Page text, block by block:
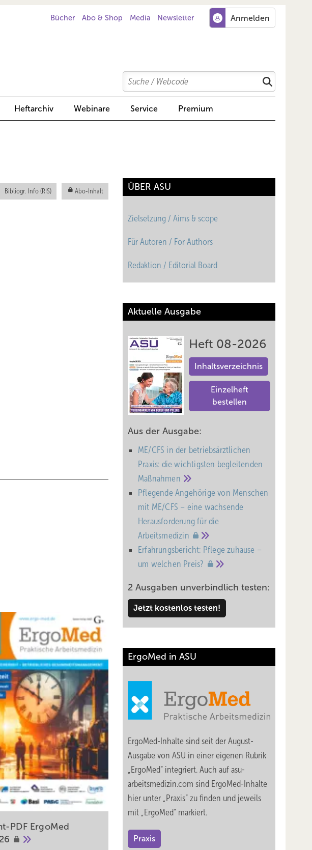
Bücher Abo & Shop Media Newsletter
Search
Suchen
Heftarchiv Webinare Service Premium
Bibliogr. Info (RIS) Abo-Inhalt
PDF ErgoMed
ÜBER ASU
Zielsetzung / Aims & scope
Für Autoren / For Authors
Redaktion / Editorial Board
Aktuelle Ausgabe
Heft 08-2026
Inhaltsverzeichnis
Einzelheft
bestellen
Aus der Ausgabe:
ME/CFS in der betriebsärztlichen
Praxis: die wichtigsten begleitenden
Maßnahmen
Pflegende Angehörige von Menschen
mit ME/CFS – eine wachsende
Heraus­forderung für die
Arbeitsmedizin
Erfahrungsbericht: Pflege zuhause –
um welchen Preis?
2 Ausgaben unverbindlich testen:
Jetzt kostenlos testen!
ErgoMed in ASU
ErgoMed-Inhalte sind seit der August-
Ausgabe von ASU in einer eigenen Rubrik
„ErgoMed“ integriert. Auch auf asu-
arbeitsmedizin.com sind ErgoMed-Inhalte
hier unter „Praxis“ zu finden und jeweils
mit „ErgoMed“ markiert.
Praxis